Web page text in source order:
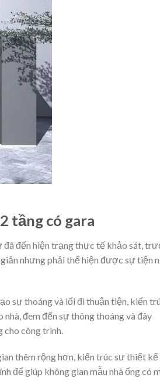
tầng có gara
đã đến hiện trạng thực tế khảo sát,
nhưng phải thể hiện được sự tiện
sự thoáng và lối đi thuận tiện, kiến
đem đến sự thông thoáng và đây
cho công trình.
thêm rộng hơn, kiến trúc sư thiết
để giúp không gian mẫu nhà ống có